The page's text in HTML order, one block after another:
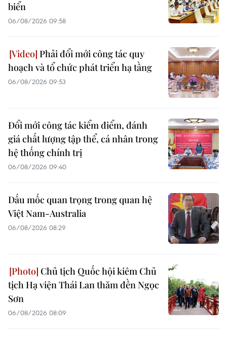
biển
06/08/2026 09:58
Phải đổi mới công tác quy
hoạch và tổ chức phát triển hạ tầng
06/08/2026 09:53
Đổi mới công tác kiểm điểm, đánh
giá chất lượng tập thể, cá nhân trong
hệ thống chính trị
06/08/2026 09:40
Dấu mốc quan trọng trong quan hệ
Việt Nam-Australia
06/08/2026 08:29
Chủ tịch Quốc hội kiêm Chủ
tịch Hạ viện Thái Lan thăm đền Ngọc
Sơn
06/08/2026 08:09